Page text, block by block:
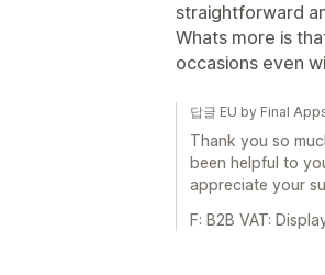
straightforward
Whats more is
occasions even
답글 EU by Final
Thank you so
been helpful to
appreciate your
F: B2B VAT: